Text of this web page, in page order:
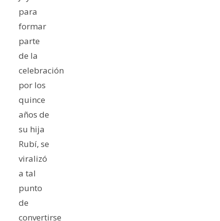
para
formar
parte
de la
celebración
por los
quince
años de
su hija
Rubí, se
viralizó
a tal
punto
de
convertirse